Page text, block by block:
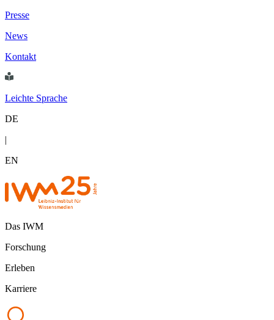
Presse
News
Kontakt
Leichte Sprache
DE
|
EN
Das IWM
Forschung
Erleben
Karriere